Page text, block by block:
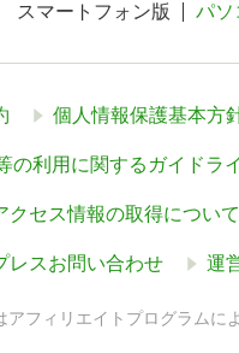
スマートフォン版 パソ
個人情報保護基本方
の利用に関するガイドラ
クセス情報の取得について
レスお問い合わせ 運
アフィリエイトプログラムに